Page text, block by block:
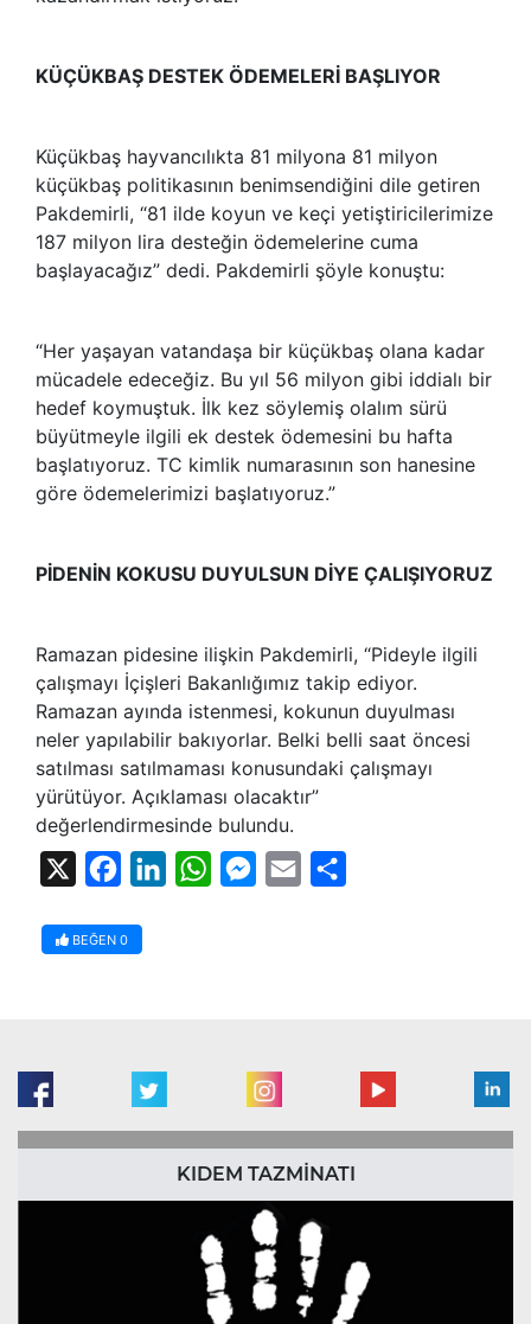
KÜÇÜKBAŞ DESTEK ÖDEMELERİ BAŞLIYOR
Küçükbaş hayvancılıkta 81 milyona 81 milyon
küçükbaş politikasının benimsendiğini dile getiren
Pakdemirli, “81 ilde koyun ve keçi yetiştiricilerimize
187 milyon lira desteğin ödemelerine cuma
başlayacağız” dedi. Pakdemirli şöyle konuştu:
“Her yaşayan vatandaşa bir küçükbaş olana kadar
mücadele edeceğiz. Bu yıl 56 milyon gibi iddialı bir
hedef koymuştuk. İlk kez söylemiş olalım sürü
büyütmeyle ilgili ek destek ödemesini bu hafta
başlatıyoruz. TC kimlik numarasının son hanesine
göre ödemelerimizi başlatıyoruz.”
PİDENİN KOKUSU DUYULSUN DİYE ÇALIŞIYORUZ
Ramazan pidesine ilişkin Pakdemirli, “Pideyle ilgili
çalışmayı İçişleri Bakanlığımız takip ediyor.
Ramazan ayında istenmesi, kokunun duyulması
neler yapılabilir bakıyorlar. Belki belli saat öncesi
satılması satılmaması konusundaki çalışmayı
yürütüyor. Açıklaması olacaktır”
değerlendirmesinde bulundu.
FacebookLinkedInWhatsAppMessenger
Email
BEĞEN 0
KIDEM TAZMİNATI